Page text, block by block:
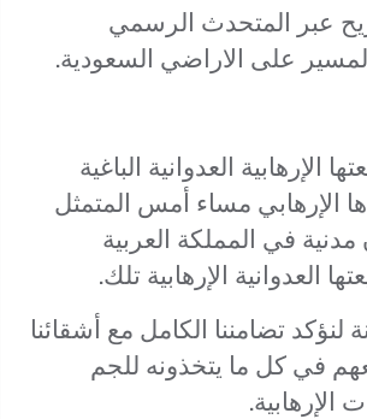
عبر المتحدث الرسمي
على الاراضي السعودية.
العدوانية الباغية
الإرهابي مساء أمس المتمثل
في المملكة العربية
العدوانية الإرهابية تلك.
لنؤكد تضامننا الكامل مع أشقائنا
في كل ما يتخذونه للجم
الإرهابية.